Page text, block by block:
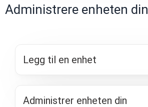
Administrere enheten din
Legg til en enhet
Administrer enheten din